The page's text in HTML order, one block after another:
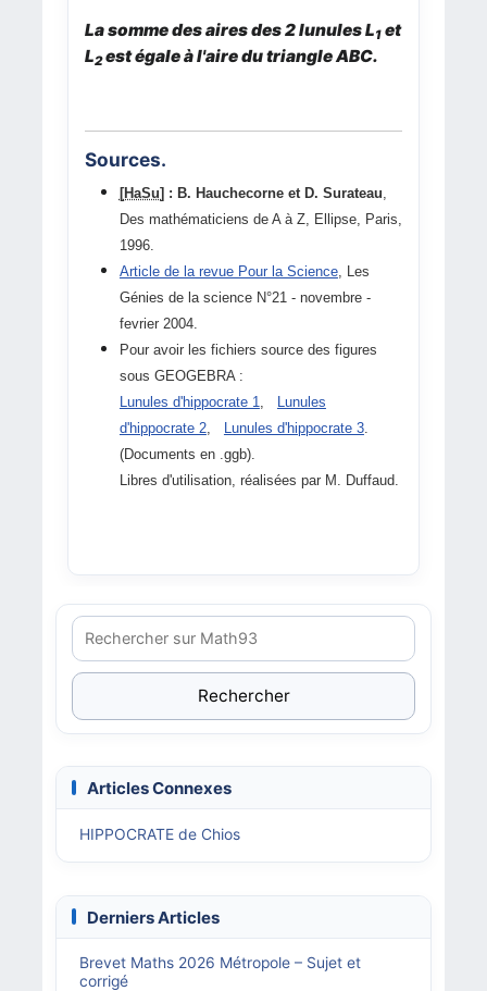
La somme des aires des 2 lunules L1et
L2est égale à l'aire du triangle ABC.
Sources.
[HaSu] : B. Hauchecorne et D. Surateau
Des mathématiciens de A à Z, Ellipse, Paris,
1996.
Article de la revue Pour la Science, Les
Génies de la science N°21 - novembre -
fevrier 2004.
Pour avoir les fichiers source des figures
sous GEOGEBRA :
Lunules d'hippocrate 1
Lunules
d'hippocrate 2, Lunules d'hippocrate 3.
(Documents en .ggb).
Libres d'utilisation, réalisées par M. Duffaud.
Rechercher
Articles Connexes
HIPPOCRATE de Chios
Derniers Articles
Brevet Maths 2026 Métropole – Sujet et
corrigé